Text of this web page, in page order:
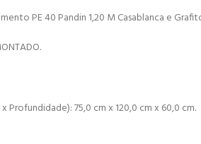
PE 40 Pandin 1,20 M Casablanca e
Profundidade): 75,0 cm x 120,0 cm x 60,0 cm.